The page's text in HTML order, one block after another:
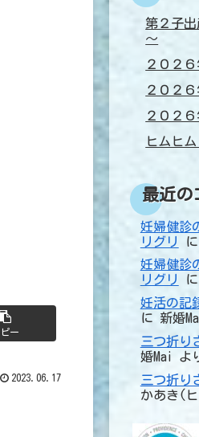
ー
2023.06.17
第２子
～
２０２
２０２
２０２
ヒムヒ
最近の
妊婦健診
リグリ
に
妊婦健診
リグリ
に
妊活の記
に 新婚
三つ折り
婚Mai
よ
三つ折り
かあき(